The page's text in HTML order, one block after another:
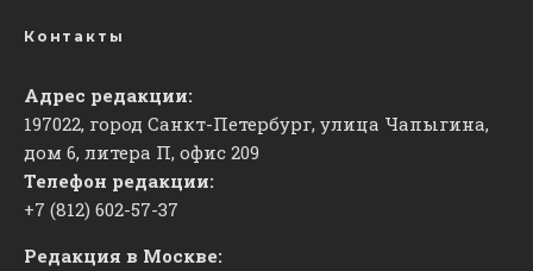
Контакты
Адрес редакции:
197022, город Санкт-Петербург, улица Чапыгина,
дом 6, литера П, офис 209
Телефон редакции:
+7 (812) 602-57-37
Редакция в Москве: